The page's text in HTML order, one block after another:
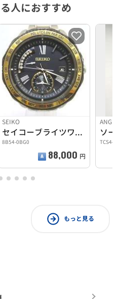
人におすすめ
SEIKO
セイコーブライツワールドタイムソーラー
8B54-0BG0
88,000 円
TCS44
もっと見る